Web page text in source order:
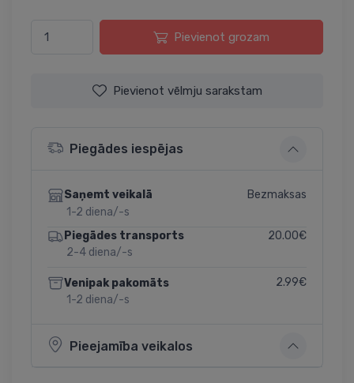
Pievienot grozam
Pievienot vēlmju sarakstam
Piegādes iespējas
Saņemt veikalā
1-2 diena/-s
Bezmaksas
Piegādes transports
2-4 diena/-s
20.00€
Venipak pakomāts
1-2 diena/-s
2.99€
Pieejamība veikalos